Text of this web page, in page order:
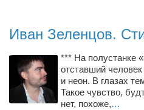
Александр Кугук
Музыканты
Евгений Касьяненко
Сергей Коноз
Иван Зеленцов.
*** На полустанке
отставший человек
и неон. В глазах
Такое чувство,
нет, похоже,…